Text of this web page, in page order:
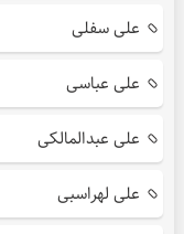
علی سفلی
علی عباسی
علی عبدالمالکی
علی لهراسبی